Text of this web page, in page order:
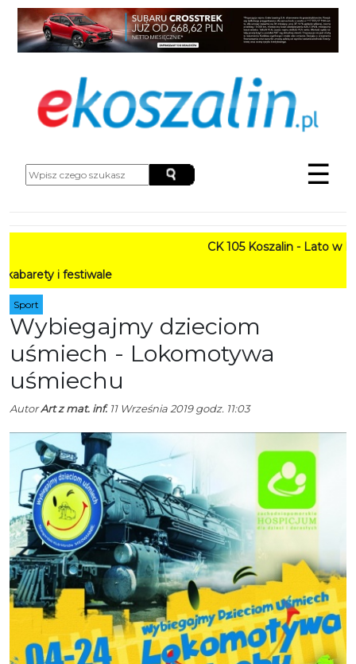
☰
CK 105 Koszalin - Lato w Mieście
i festiwale
Sport
Wybiegajmy dzieciom
uśmiech - Lokomotywa
uśmiechu
AutorArt z mat. inf.11 Września 2019 godz. 11:03